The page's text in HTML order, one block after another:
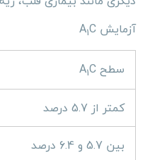
آزمایش A
1C
سطح A 1C
کمتر از 5.7 درصد
بین 5.7 و 6.4 درصد